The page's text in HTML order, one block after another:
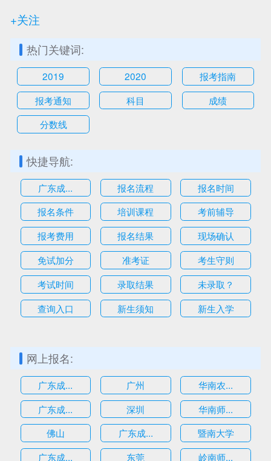
估
+关注
热门关键词:
2019 2020
报考指南
报考通知
科目
成绩
分数线
快捷导航:
广东成... 报名流程
报名时间
报名条件
培训课程
考前辅导
报考费用
报名结果
现场确认
免试加分
准考证
考生守则
考试时间
录取结果
未录取？
查询入口
新生须知 新生入学
网上报名:
广东成... 广州
华南农...
广东成...
深圳
华南师...
佛山
广东成...
暨南大学
广东成...
东莞 岭南师...